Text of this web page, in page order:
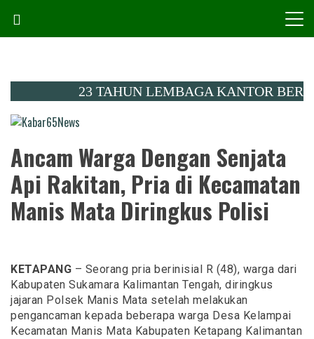
content
23 TAHUN LEMBAGA KANTOR BERITA
Kabar65News
Ancam Warga Dengan Senjata
Api Rakitan, Pria di Kecamatan
Manis Mata Diringkus Polisi
KETAPANG – Seorang pria berinisial R (48), warga dari
Kabupaten Sukamara Kalimantan Tengah, diringkus
jajaran Polsek Manis Mata setelah melakukan
pengancaman kepada beberapa warga Desa Kelampai
Kecamatan Manis Mata Kabupaten Ketapang Kalimantan